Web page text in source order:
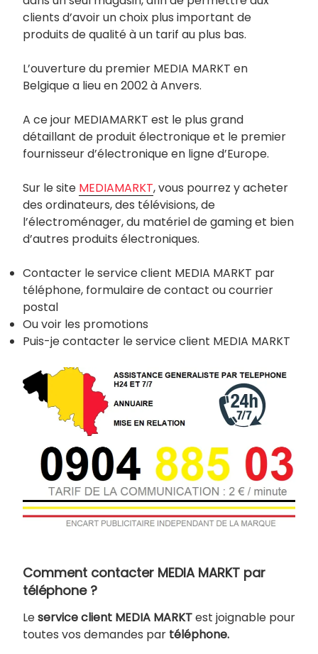
clients d’avoir un choix plus important de
produits de qualité à un tarif au plus bas.
L’ouverture du premier MEDIA MARKT en
Belgique a lieu en 2002 à Anvers.
A ce jour MEDIAMARKT est le plus grand
détaillant de produit électronique et le premier
fournisseur d’électronique en ligne d’Europe.
Sur le site MEDIAMARKT, vous pourrez y acheter
des ordinateurs, des télévisions, de
l’électroménager, du matériel de gaming et bien
d’autres produits électroniques.
Contacter le service client MEDIA MARKT par
téléphone, formulaire de contact ou courrier
postal
Ou voir les promotions
Puis-je contacter le service client MEDIA MARKT
Comment contacter MEDIA MARKT par
téléphone ?
Leservice client MEDIA MARKTest joignable pour
toutes vos demandes par téléphone.